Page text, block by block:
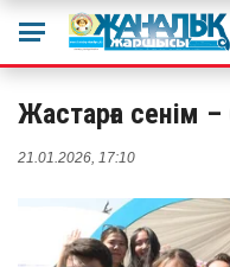
Жастарға сенім
21.01.2026, 17:10